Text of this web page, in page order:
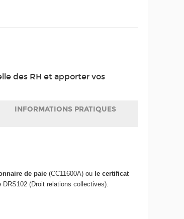
des RH et apporter vos
INFORMATIONS PRATIQUES
de paie (CC11600A) ou le certificat
(Droit relations collectives).